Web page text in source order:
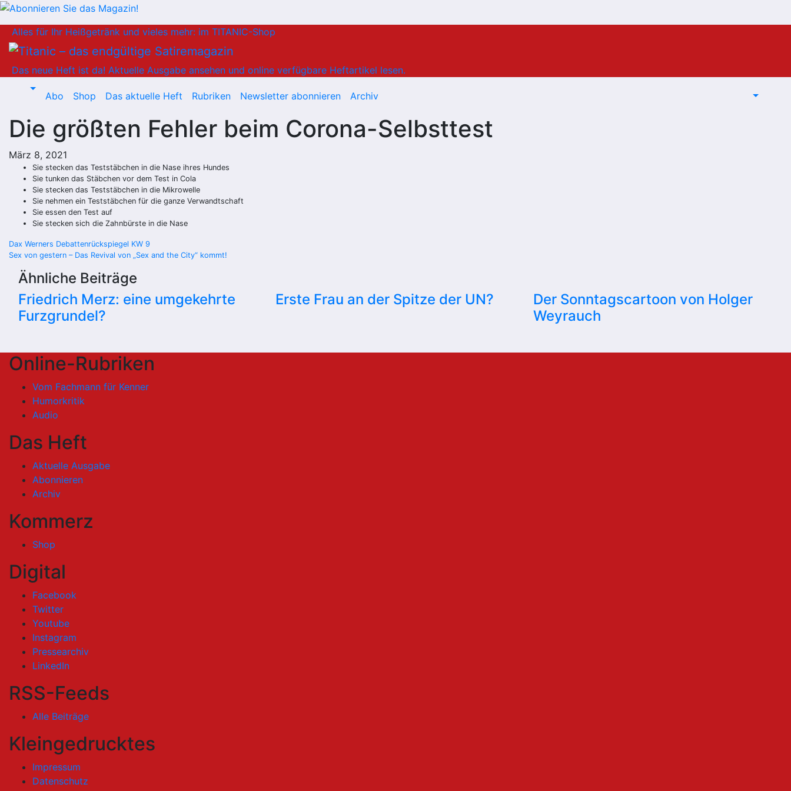
Inhalt
springen
Alles für Ihr Heißgetränk und vieles mehr: im TITANIC-Shop
Das neue Heft ist da! Aktuelle Ausgabe ansehen und online verfügbare Heftartikel lesen.
Abo Shop Das aktuelle Heft Rubriken Newsletter abonnieren Archiv
Die größten Fehler beim Corona-Selbsttest
März 8, 2021
Sie stecken das Teststäbchen in die Nase ihres Hundes
Sie tunken das Stäbchen vor dem Test in Cola
Sie stecken das Teststäbchen in die Mikrowelle
Sie nehmen ein Teststäbchen für die ganze Verwandtschaft
Sie essen den Test auf
Sie stecken sich die Zahnbürste in die Nase
Beitragsnavigation
Dax Werners Debattenrückspiegel KW 9
Sex von gestern – Das Revival von „Sex and the City“ kommt!
Ähnliche Beiträge
Friedrich Merz: eine umgekehrte
Furzgrundel?
Erste Frau an der Spitze der UN?
Der Sonntagscartoon von Holger
Weyrauch
Online-Rubriken
Vom Fachmann für Kenner
Humorkritik
Audio
Das Heft
Aktuelle Ausgabe
Abonnieren
Archiv
Kommerz
Shop
Digital
Facebook
Twitter
Youtube
Instagram
Pressearchiv
LinkedIn
RSS-Feeds
Alle Beiträge
Kleingedrucktes
Impressum
Datenschutz